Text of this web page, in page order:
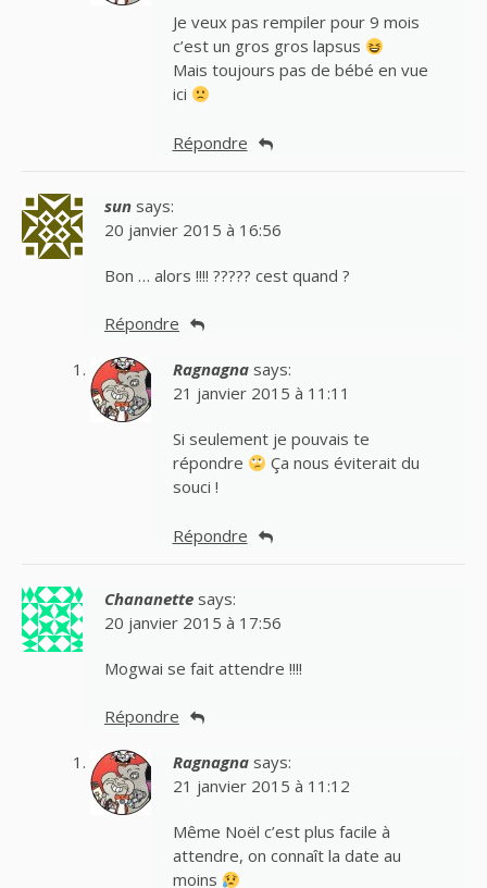
Je veux pas rempiler pour 9 mois
c’est un gros gros lapsus
Mais toujours pas de bébé en vue
ici
Répondre
sun says:
20 janvier 2015 à 16:56
Bon … alors !!!! ????? cest quand ?
Répondre
Ragnagna says:
21 janvier 2015 à 11:11
Si seulement je pouvais te
répondre
Ça nous éviterait du
souci !
Répondre
Chananette says:
20 janvier 2015 à 17:56
Mogwai se fait attendre !!!!
Répondre
Ragnagna says:
21 janvier 2015 à 11:12
Même Noël c’est plus facile à
attendre, on connaît la date au
moins